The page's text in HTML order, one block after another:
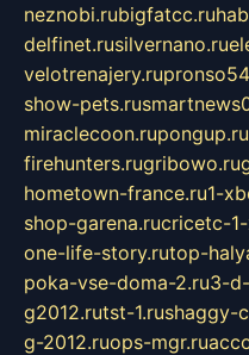
neznobi.rubigfatcc.ru
delfinet.rusilvernano.ru
velotrenajery.ru
show-pets.ru
miraclecoon.rupongup.ru
firehunters.rugribowo.ru
hometown-france.ru1-
shop-garena.rucricetc-
one-life-story.rutop-
poka-vse-doma-2.ru3-
g2012.rutst-1.rushaggy-
g-2012.ruops-mgr.ru